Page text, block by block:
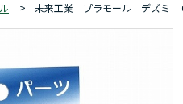
> 未来工業 プラモール デズミ